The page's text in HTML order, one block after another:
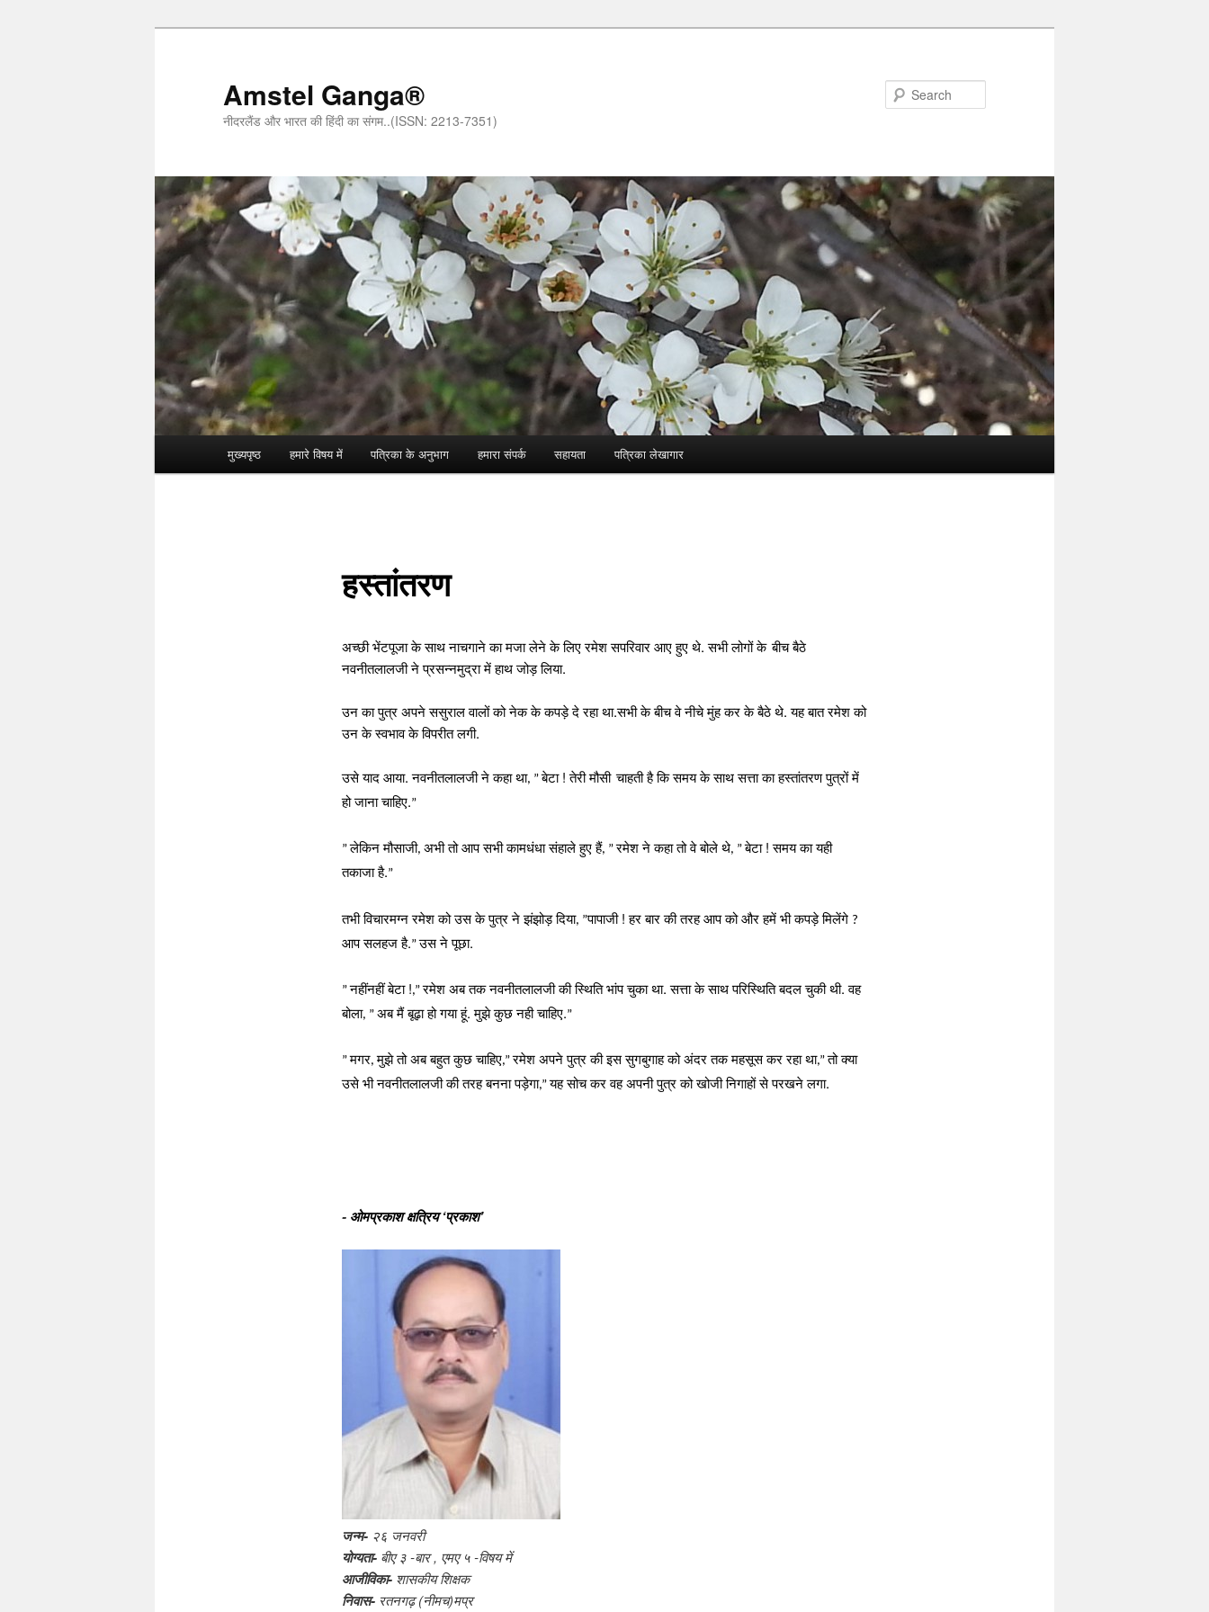
Amstel Ganga®
नीदरलैंड और भारत की हिंदी का संगम..(ISSN: 2213-7351)
Skip to primary content
Skip to secondary content
मुख्यपृष्ठ हमारे विषय में पत्रिका के अनुभाग हमारा संपर्क सहायता पत्रिका लेखागार
हस्तांतरण
अच्छी भेंटपूजा के साथ नाचगाने का मजा लेने के लिए रमेश सपरिवार आए हुए थे. सभी लोगों के बीच बैठे
नवनीतलालजी ने प्रसन्नमुद्रा में हाथ जोड़ लिया.
उन का पुत्र अपने ससुराल वालों को नेक के कपड़े दे रहा था.सभी के बीच वे नीचे मुंह कर के बैठे थे. यह बात रमेश को
उन के स्वभाव के विपरीत लगी.
उसे याद आया. नवनीतलालजी ने कहा था, ”बेटा ! तेरी मौसी चाहती है कि समय के साथ सत्ता का हस्तांतरण पुत्रों में
हो जाना चाहिए.”
”लेकिन मौसाजी, अभी तो आप सभी कामधंधा संहाले हुए हैं, ”रमेश ने कहा तो वे बोले थे, ”बेटा ! समय का यही
तकाजा है.”
तभी विचारमग्न रमेश को उस के पुत्र ने झंझोड़ दिया, ”पापाजी ! हर बार की तरह आप को और हमें भी कपड़े मिलेंगे ?
आप सलहज है.”उस ने पूछा.
”नहींनहीं बेटा !,”रमेश अब तक नवनीतलालजी की स्थिति भांप चुका था. सत्ता के साथ परिस्थिति बदल चुकी थी. वह
बोला, ” अब मैं बूढ़ा हो गया हूं. मुझे कुछ नही चाहिए.”
”मगर,मुझे तो अब बहुत कुछ चाहिए,”रमेश अपने पुत्र की इस सुगबुगाह को अंदर तक महसूस कर रहा था,”तो क्या
उसे भी नवनीतलालजी की तरह बनना पड़ेगा,”यह सोच कर वह अपनी पुत्र को खोजी निगाहों से परखने लगा.
- ओमप्रकाश क्षत्रिय ‘प्रकाश’
जन्म-२६ जनवरी
योग्यता-बीए ३ -बार , एमए ५ -विषय में
आजीविका-शासकीय शिक्षक
निवास-रतनगढ़ (नीमच)मप्र